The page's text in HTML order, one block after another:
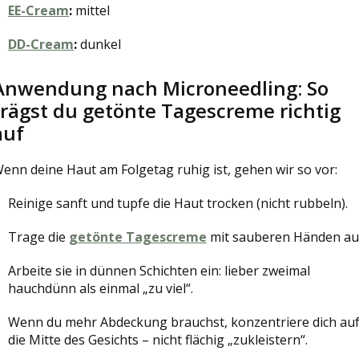
EE-Cream: mittel
DD-Cream:dunkel
nach Microneedling: So
du getönte Tagescreme richtig
deine Haut am Folgetag ruhig ist, gehen wir so vor:
Reinige sanft und tupfe die Haut trocken (nicht rubbeln).
Trage die getönte Tagescreme mit sauberen Händen
Arbeite sie in dünnen Schichten ein: lieber zweimal
hauchdünn als einmal „zu viel“.
Wenn du mehr Abdeckung brauchst, konzentriere dich auf
die Mitte des Gesichts – nicht flächig „zukleistern“.